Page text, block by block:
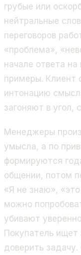
грубые или
нейтральные
переговоров
«проблема»,
начале ответа
примеры. Клиент
интонацию
загоняют в угол,
Менеджеры
умысла, а по
формируются
общении, потом
«Я не знаю»,
можно
убивают
Покупатель
доверить